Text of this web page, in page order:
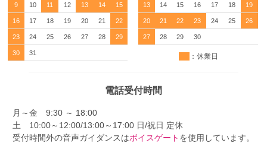
9 10 11 12 13 14 15
16 17 18 19 20 21 22
23 24 25 26 27 28 29
30 31
13 14 15 16 17 18 19
20 21 22 23 24 25 26
27 28 29 30
：休業日
電話受付時間
月～金 9:30 ～ 18:00
土 10:00～12:00/13:00～17:00 日/祝日 定休
受付時間外の音声ガイダンスはボイスゲート を使用しています。